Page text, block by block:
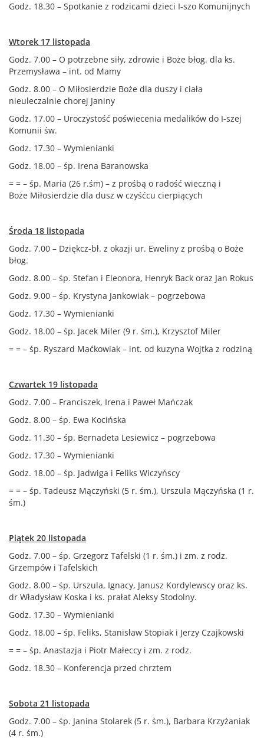
Godz. 18.30 – Spotkanie z rodzicami dzieci I-szo Komunijnych
Wtorek 17 listopada
Godz. 7.00 – O potrzebne siły, zdrowie i Boże błog. dla ks.
Przemysława – int. od Mamy
Godz. 8.00 – O Miłosierdzie Boże dla duszy i ciała
nieuleczalnie chorej Janiny
Godz. 17.00 – Uroczystość poświecenia medalików do I-szej
Komunii św.
Godz. 17.30 – Wymienianki
Godz. 18.00 – śp. Irena Baranowska
= = – śp. Maria (26 r.śm) – z prośbą o radość wieczną i
Boże Miłosierdzie dla dusz w czyśćcu cierpiących
Środa 18 listopada
Godz. 7.00 – Dziękcz-bł. z okazji ur. Eweliny z prośbą o Boże
błog.
Godz. 8.00 – śp. Stefan i Eleonora, Henryk Back oraz Jan Rokus
Godz. 9.00 – śp. Krystyna Jankowiak – pogrzebowa
Godz. 17.30 – Wymienianki
Godz. 18.00 – śp. Jacek Miler (9 r. śm.), Krzysztof Miler
= = – śp. Ryszard Maćkowiak – int. od kuzyna Wojtka z rodziną
Czwartek 19 listopada
Godz. 7.00 – Franciszek, Irena i Paweł Mańczak
Godz. 8.00 – śp. Ewa Kocińska
Godz. 11.30 – śp. Bernadeta Lesiewicz – pogrzebowa
Godz. 17.30 – Wymienianki
Godz. 18.00 – śp. Jadwiga i Feliks Wiczyńscy
= = – śp. Tadeusz Mączyński (5 r. śm.), Urszula Mączyńska (1 r.
śm.)
Piątek 20 listopada
Godz. 7.00 – śp. Grzegorz Tafelski (1 r. śm.) i zm. z rodz.
Grzempów i Tafelskich
Godz. 8.00 – śp. Urszula, Ignacy, Janusz Kordylewscy oraz ks.
dr Władysław Koska i ks. prałat Aleksy Stodolny.
Godz. 17.30 – Wymienianki
Godz. 18.00 – śp. Feliks, Stanisław Stopiak i Jerzy Czajkowski
= = – śp. Anastazja i Piotr Małeccy i zm. z rodz.
Godz. 18.30 – Konferencja przed chrztem
Sobota 21 listopada
Godz. 7.00 – śp. Janina Stolarek (5 r. śm.), Barbara Krzyżaniak
(4 r. śm.)